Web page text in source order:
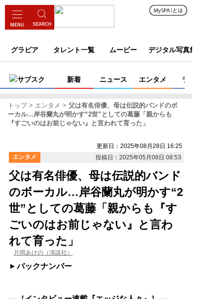
グラビア タレント一覧 ムービー デジタル写真集
サブスク 新着 ニュース エンタメ ライフ
トップ エンタメ
父は有名俳優、母は伝説的バンドのボ
ーカル…岸谷蘭丸が明かす“2世”としての葛藤「親からも
『すごいのはお前じゃない』と言われて育った」
更新日：2025年08月28日 16:25
エンタメ
投稿日：2025年05月08日 08:53
父は有名俳優、母は伝説的バンド
のボーカル…岸谷蘭丸が明かす“2
世”としての葛藤「親からも『す
ごいのはお前じゃない』と言わ
れて育った」
片岡あけの（清談社）
バックナンバー